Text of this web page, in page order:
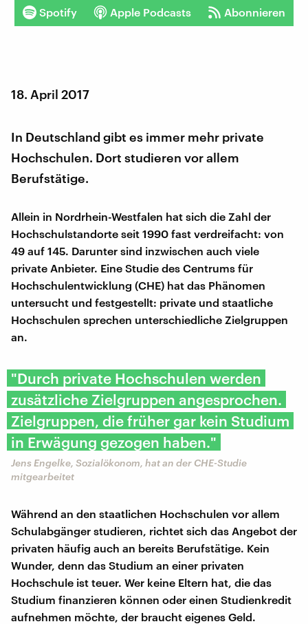
Spotify Apple Podcasts Abonnieren
18. April 2017
In Deutschland gibt es immer mehr private
Hochschulen. Dort studieren vor allem
Berufstätige.
Allein in Nordrhein-Westfalen hat sich die Zahl der
Hochschulstandorte seit 1990 fast verdreifacht: von
49 auf 145. Darunter sind inzwischen auch viele
private Anbieter. Eine Studie des Centrums für
Hochschulentwicklung (CHE) hat das Phänomen
untersucht und festgestellt: private und staatliche
Hochschulen sprechen unterschiedliche Zielgruppen
an.
"Durch private Hochschulen werden
zusätzliche Zielgruppen angesprochen.
Zielgruppen, die früher gar kein Studium
in Erwägung gezogen haben."
Jens Engelke, Sozialökonom, hat an der CHE-Studie
mitgearbeitet
Während an den staatlichen Hochschulen vor allem
Schulabgänger studieren, richtet sich das Angebot der
privaten häufig auch an bereits Berufstätige. Kein
Wunder, denn das Studium an einer privaten
Hochschule ist teuer. Wer keine Eltern hat, die das
Studium finanzieren können oder einen Studienkredit
aufnehmen möchte, der braucht eigenes Geld.